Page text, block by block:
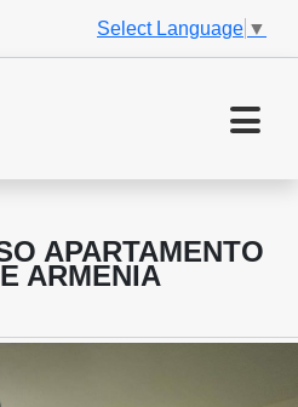
Select Language ▼
APARTAMENTO
ARMENIA